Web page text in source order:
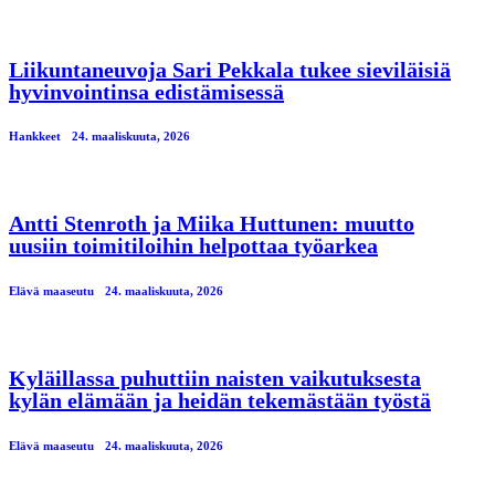
Liikuntaneuvoja Sari Pekkala tukee sieviläisiä
hyvinvointinsa edistämisessä
Hankkeet 24. maaliskuuta, 2026
Antti Stenroth ja Miika Huttunen: muutto
uusiin toimitiloihin helpottaa työarkea
Elävä maaseutu 24. maaliskuuta, 2026
Kyläillassa puhuttiin naisten vaikutuksesta
kylän elämään ja heidän tekemästään työstä
Elävä maaseutu 24. maaliskuuta, 2026